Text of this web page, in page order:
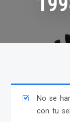
No se
con tu